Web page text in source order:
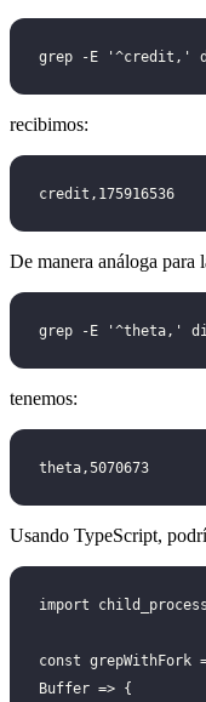
grep -E '^credit,'
recibimos:
credit,175916536
De manera análoga para
grep -E '^theta,'
tenemos:
theta,5070673
Usando TypeScript,
import
const
Buffer => {